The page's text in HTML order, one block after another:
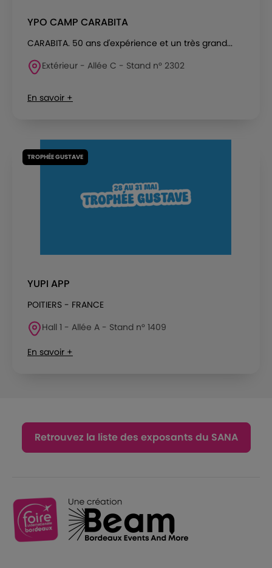
YPO CAMP CARABITA
CARABITA. 50 ans d'expérience et un très grand...
Extérieur - Allée C - Stand n° 2302
En savoir +
TROPHÉE GUSTAVE
YUPI APP
POITIERS - FRANCE
Hall 1 - Allée A - Stand n° 1409
En savoir +
Retrouvez la liste des exposants du SANA